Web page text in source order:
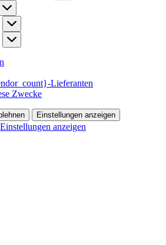
Lieferanten
Zwecke
Einstellungen anzeigen
Einstellungen anzeigen